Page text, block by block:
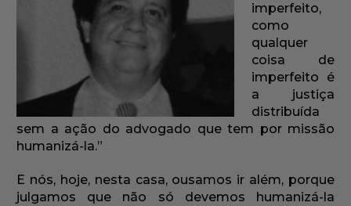
imperfeito,
como
qualquer
coisa de
imperfeito é
a justiça
distribuída
sem a ação do advogado que tem por missão
humanizá-la.”
E nós, hoje, nesta casa, ousamos ir além, porque
julgamos que não só devemos humanizá-la